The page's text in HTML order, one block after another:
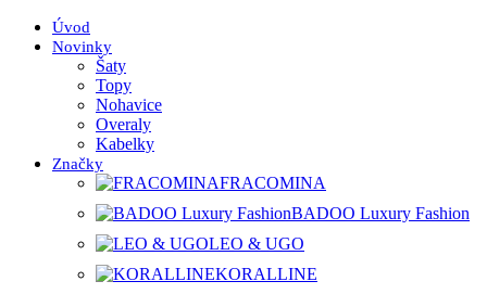
Úvod
Novinky
Šaty
Topy
Nohavice
Overaly
Kabelky
Značky
FRACOMINA
BADOO Luxury Fashion
LEO & UGO
KORALLINE